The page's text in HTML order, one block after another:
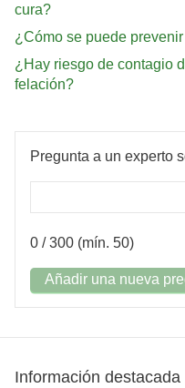
cura?
¿Cómo se puede
¿Hay riesgo de contagio
felación?
Pregunta a un experto
0 / 300 (mín. 50)
Añadir una nueva
Información destacada